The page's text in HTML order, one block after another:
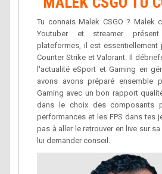
Tu connais Malek CSGO ? Malek
Youtuber et streamer
plateformes, il est essentiellement
Counter Strike et Valorant. Il
l'actualité eSport et Gaming en
avons avons préparé ensemble
Gaming avec un bon rapport
dans le choix des composants
performances et les FPS dans tes
pas à aller le retrouver en live sur
lui demander conseil.